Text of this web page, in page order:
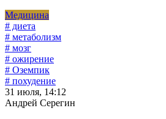
Медицина
# диета
# метаболизм
# мозг
# ожирение
# Оземпик
# похудение
31 июля, 14:12
Андрей Серегин